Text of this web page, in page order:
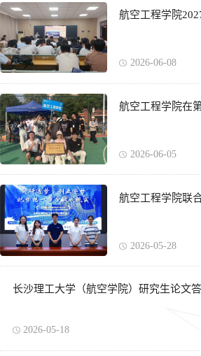
航空工程学院
2026-06-08
航空工程学院在
2026-06-05
航空工程学院联
2026-05-28
长沙理工大学（航空学院）研究生论文答
2026-05-18